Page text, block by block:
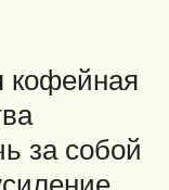
кофейная
за собой